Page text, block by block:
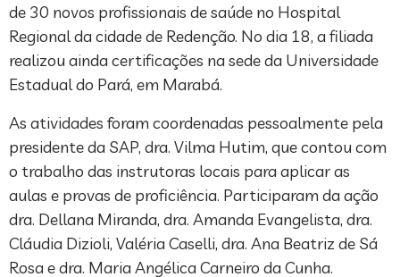
de 30 novos profissionais de saúde no Hospital
Regional da cidade de Redenção. No dia 18, a filiada
realizou ainda certificações na sede da Universidade
Estadual do Pará, em Marabá.
As atividades foram coordenadas pessoalmente pela
presidente da SAP, dra. Vilma Hutim, que contou com
o trabalho das instrutoras locais para aplicar as
aulas e provas de proficiência. Participaram da ação
dra. Dellana Miranda, dra. Amanda Evangelista, dra.
Cláudia Dizioli, Valéria Caselli, dra. Ana Beatriz de Sá
Rosa e dra. Maria Angélica Carneiro da Cunha.